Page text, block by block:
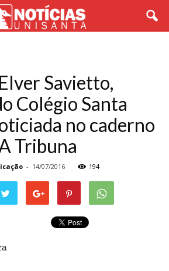
Savietto,
Colégio Santa
no caderno
Tribuna
- 14/07/2016 194